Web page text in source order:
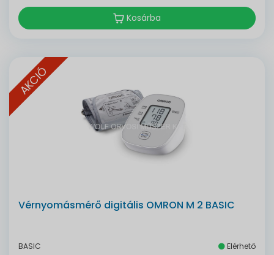
Kosárba
AKCIÓ
Vérnyomásmérő digitális OMRON M 2 BASIC
BASIC Elérhető